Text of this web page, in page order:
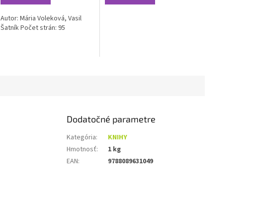
Autor: Mária Voleková, Vasil
Šatník Počet strán: 95
Dodatočné parametre
Kategória:
KNIHY
Hmotnosť:
1 kg
EAN: 9788089631049